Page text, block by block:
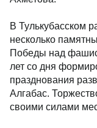
В Тулькубасском
несколько
Победы над
лет со дня
празднования
Алгабас.
своими силами